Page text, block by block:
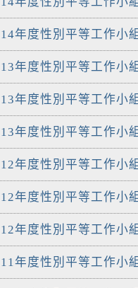
年度性別平等工作小
年度性別平等工作小
年度性別平等工作小
年度性別平等工作小
年度性別平等工作小
年度性別平等工作小
年度性別平等工作小
年度性別平等工作小